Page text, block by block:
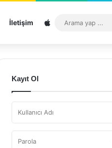
İletişim Sitemap
Kayıt Ol